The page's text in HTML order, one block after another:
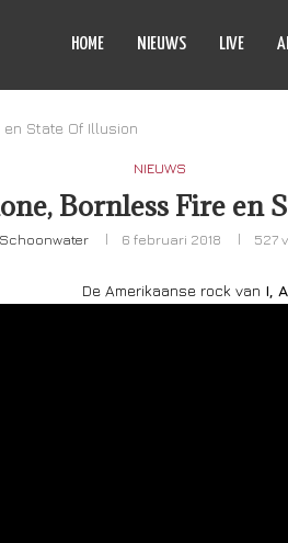
HOME NIEUWS LIVE
en State Of Illusion
NIEUWS
Bornless Fire en
6 februari 2018 527
De Amerikaanse rock van I,